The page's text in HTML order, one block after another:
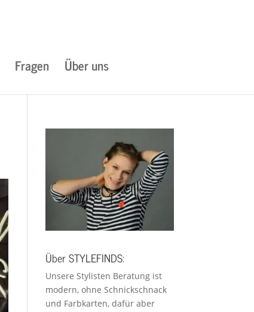
Fragen Über uns
Über STYLEFINDS:
Unsere Stylisten Beratung ist
modern, ohne Schnickschnack
und Farbkarten, dafür aber